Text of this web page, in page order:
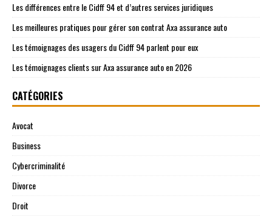
Les différences entre le Cidff 94 et d’autres services juridiques
Les meilleures pratiques pour gérer son contrat Axa assurance auto
Les témoignages des usagers du Cidff 94 parlent pour eux
Les témoignages clients sur Axa assurance auto en 2026
CATÉGORIES
Avocat
Business
Cybercriminalité
Divorce
Droit